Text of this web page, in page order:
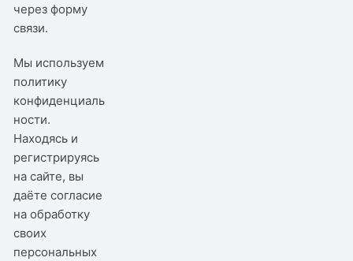
черезформу
связи.
Мы используем
политику
конфиденциаль
ности.
Находясь и
регистрируясь
на сайте, вы
даёте согласие
на обработку
своих
персональных